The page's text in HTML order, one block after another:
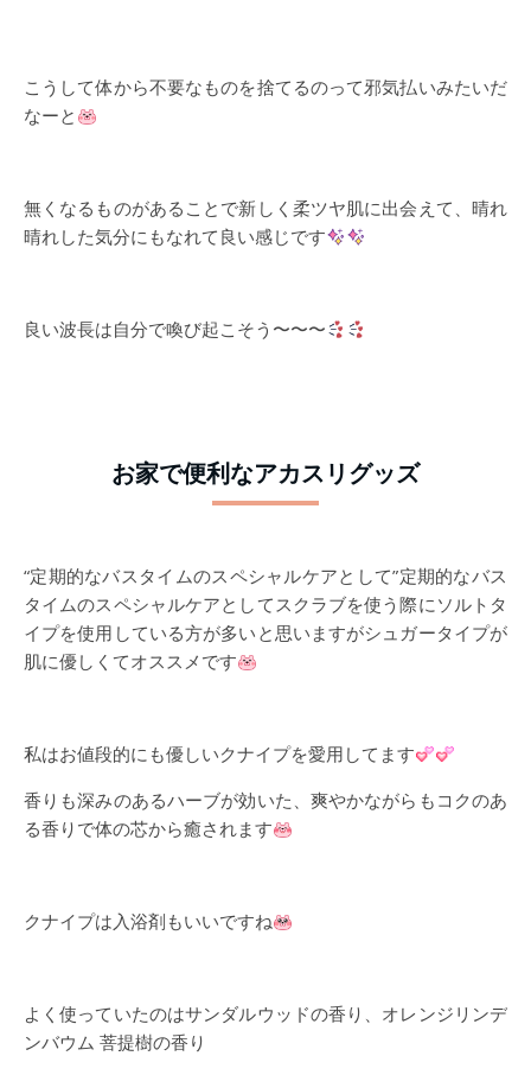
こうして体から不要なものを捨てるのって邪気払いみたいだ
なーと
無くなるものがあることで新しく柔ツヤ肌に出会えて、晴れ
晴れした気分にもなれて良い感じです
良い波長は自分で喚び起こそう〜〜〜
お家で便利なアカスリグッズ
“定期的なバスタイムのスペシャルケアとして”定期的なバス
タイムのスペシャルケアとしてスクラブを使う際にソルトタ
イプを使用している方が多いと思いますがシュガータイプが
肌に優しくてオススメです
私はお値段的にも優しいクナイプを愛用してます
香りも深みのあるハーブが効いた、爽やかながらもコクのあ
る香りで体の芯から癒されます
クナイプは入浴剤もいいですね
よく使っていたのはサンダルウッドの香り、オレンジリンデ
ンバウム 菩提樹の香り